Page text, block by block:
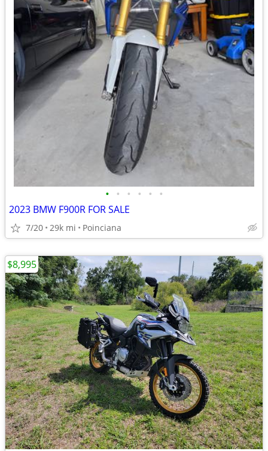
• • • • • •
2023 BMW F900R FOR SALE
7/20 29k mi Poinciana
$8,995